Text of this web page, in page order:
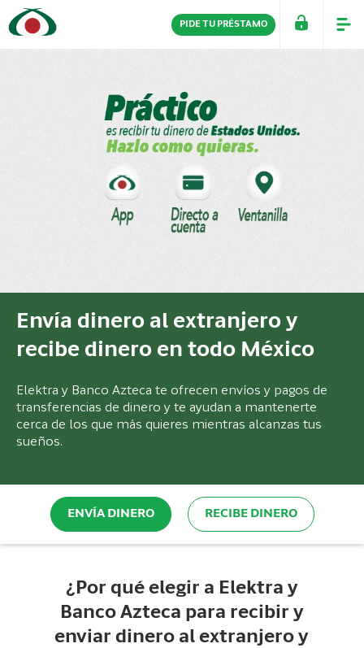
PIDE TU PRÉSTAMO
Envía dinero al extranjero y
recibe dinero en todo México
Elektra y Banco Azteca te ofrecen envíos y pagos de
transferencias de dinero y te ayudan a mantenerte
cerca de los que más quieres mientras alcanzas tus
sueños.
ENVÍA DINERO RECIBE DINERO
¿Por qué elegir a Elektra y
Banco Azteca para recibir y
enviar dinero al extranjero y